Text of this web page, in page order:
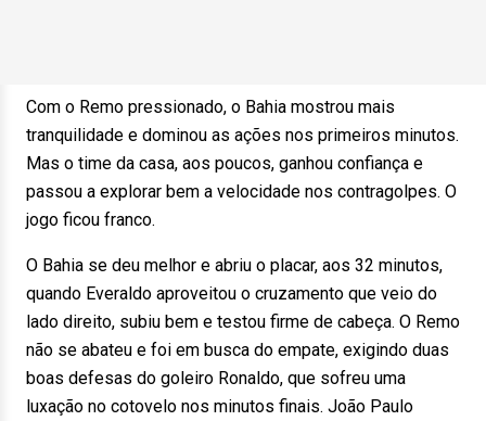
Com o Remo pressionado, o Bahia mostrou mais
tranquilidade e dominou as ações nos primeiros minutos.
Mas o time da casa, aos poucos, ganhou confiança e
passou a explorar bem a velocidade nos contragolpes. O
jogo ficou franco.
O Bahia se deu melhor e abriu o placar, aos 32 minutos,
quando Everaldo aproveitou o cruzamento que veio do
lado direito, subiu bem e testou firme de cabeça. O Remo
não se abateu e foi em busca do empate, exigindo duas
boas defesas do goleiro Ronaldo, que sofreu uma
luxação no cotovelo nos minutos finais. João Paulo